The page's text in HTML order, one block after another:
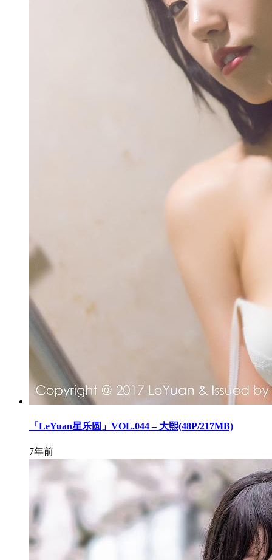
「LeYuan星乐圆」VOL.044 – 大熙(48P/217MB)
7年前